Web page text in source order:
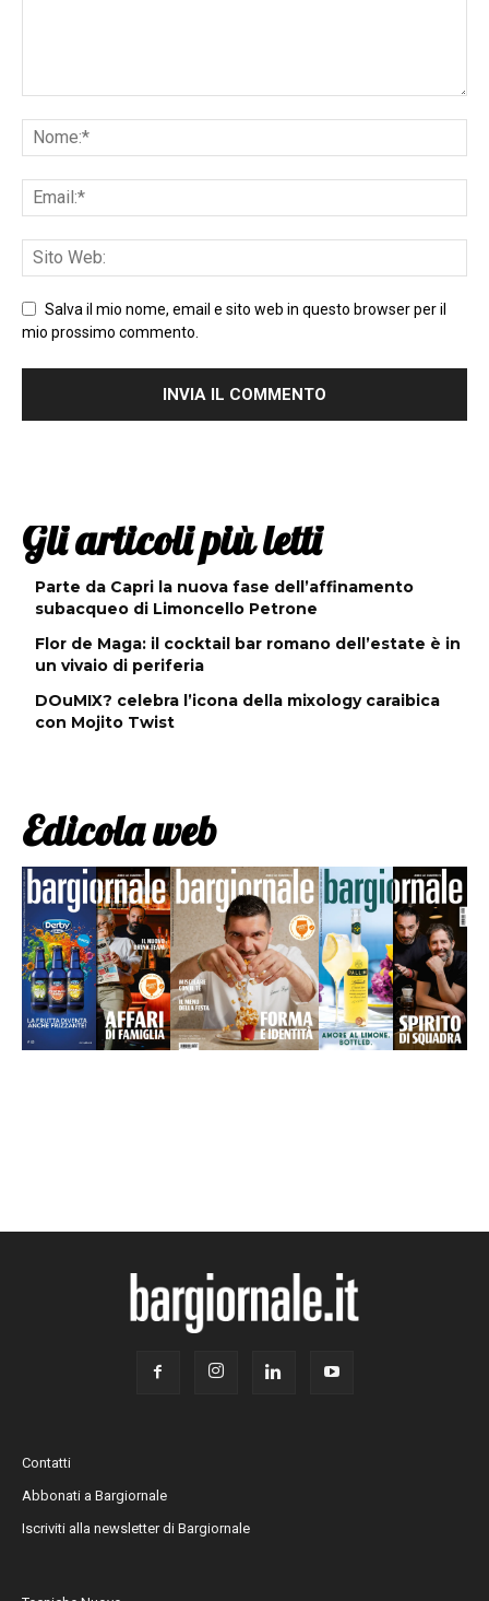
Salva il mio nome, email e sito web in questo browser per il
mio prossimo commento.
Gli articoli più letti
Parte da Capri la nuova fase dell’affinamento
subacqueo di Limoncello Petrone
Flor de Maga: il cocktail bar romano dell’estate è in
un vivaio di periferia
DOuMIX? celebra l’icona della mixology caraibica
con Mojito Twist
Edicola web
Contatti
Abbonati a Bargiornale
Iscriviti alla newsletter di Bargiornale